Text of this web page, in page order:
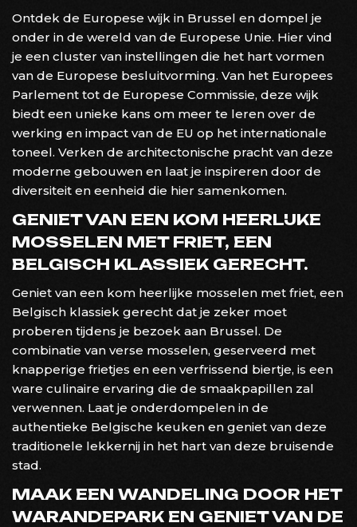
Ontdek de Europese wijk in Brussel en dompel je
onder in de wereld van de Europese Unie. Hier vind
je een cluster van instellingen die het hart vormen
van de Europese besluitvorming. Van het Europees
Parlement tot de Europese Commissie, deze wijk
biedt een unieke kans om meer te leren over de
werking en impact van de EU op het internationale
toneel. Verken de architectonische pracht van deze
moderne gebouwen en laat je inspireren door de
diversiteit en eenheid die hier samenkomen.
GENIET VAN EEN KOM HEERLIJKE
MOSSELEN MET FRIET, EEN
BELGISCH KLASSIEK GERECHT.
Geniet van een kom heerlijke mosselen met friet, een
Belgisch klassiek gerecht dat je zeker moet
proberen tijdens je bezoek aan Brussel. De
combinatie van verse mosselen, geserveerd met
knapperige frietjes en een verfrissend biertje, is een
ware culinaire ervaring die de smaakpapillen zal
verwennen. Laat je onderdompelen in de
authentieke Belgische keuken en geniet van deze
traditionele lekkernij in het hart van deze bruisende
stad.
MAAK EEN WANDELING DOOR HET
WARANDEPARK EN GENIET VAN DE